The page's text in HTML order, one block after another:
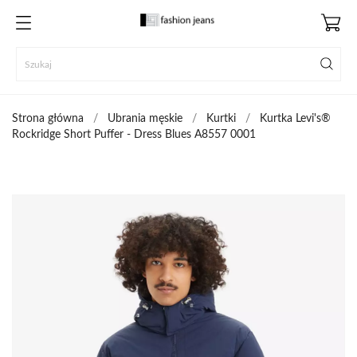
Strona główna Ubrania męskie Kurtki
Kurtka Levi's®
Rockridge Short Puffer - Dress Blues A8557 0001